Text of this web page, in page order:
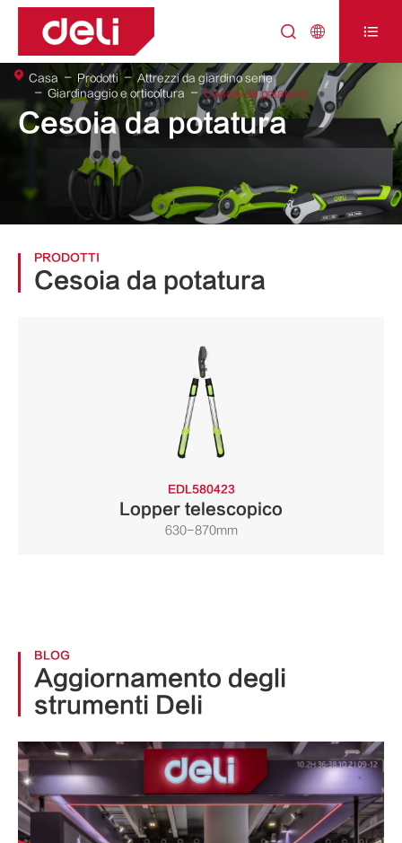
  
Cesoia da potatura
Casa Prodotti
Attrezzi da giardino serie
Giardinaggio e orticoltura
Cesoia da potatura
PRODOTTI
Cesoia da potatura
EDL580423
Lopper telescopico
630-870mm
BLOG
Aggiornamento degli
strumenti Deli